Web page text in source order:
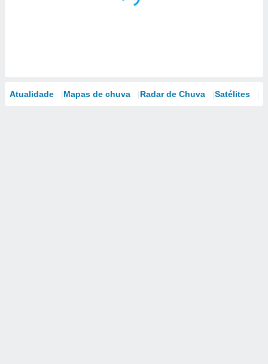
Atualidade Mapas de chuva Radar de Chuva Satélites